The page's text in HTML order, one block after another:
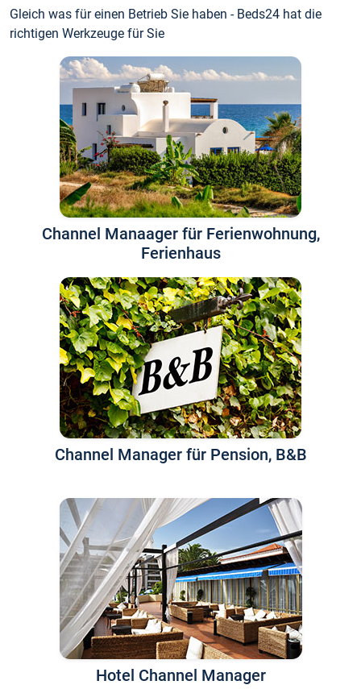
Gleich was für einen Betrieb Sie haben - Beds24 hat die
richtigen Werkzeuge für Sie
Channel Manaager für Ferienwohnung,
Ferienhaus
Channel Manager für Pension, B&B
Hotel Channel Manager